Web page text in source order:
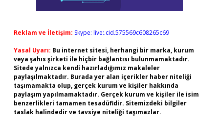
Reklam ve İletişim: Skype: live:.cid.575569c608265c69
Yasal Uyarı: Bu internet sitesi, herhangi bir marka, kurum
veya şahıs şirketi ile hiçbir bağlantısı bulunmamaktadır.
Sitede yalnızca kendi hazırladığımız makaleler
paylaşılmaktadır. Burada yer alan içerikler haber niteliği
taşımamakta olup, gerçek kurum ve kişiler hakkında
paylaşım yapılmamaktadır. Gerçek kurum ve kişiler ile isim
benzerlikleri tamamen tesadüfidir. Sitemizdeki bilgiler
taslak halindedir ve tavsiye niteliği taşımazlar.